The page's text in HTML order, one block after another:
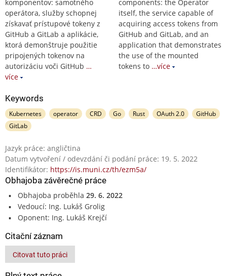
komponentov: samotného
operátora, služby schopnej
získavať prístupové tokeny z
GitHub a GitLab a aplikácie,
ktorá demonštruje použitie
pripojených tokenov na
autorizáciu voči GitHub …
více
components: the Operator
itself, the service capable of
acquiring access tokens from
GitHub and GitLab, and an
application that demonstrates
the use of the mounted
tokens to …více
Keywords
Kubernetes operator CRD Go Rust OAuth 2.0
GitHub
GitLab
Jazyk práce: angličtina
Datum vytvoření / odevzdání či podání práce: 19. 5. 2022
Identifikátor: https://is.muni.cz/th/ezm5a/
Obhajoba závěrečné práce
Obhajoba proběhla 29. 6. 2022
Vedoucí: Ing. Lukáš Grolig
Oponent: Ing. Lukáš Krejčí
Citační záznam
Citovat tuto práci